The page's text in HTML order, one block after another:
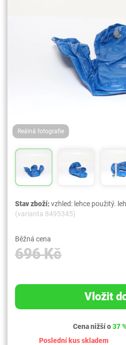
Reálná fotografie
Stav zboží:vzhled: lehce použitý.
(varianta 8495345)
Běžná cena
696 Kč
Vložit
Cena nižší o37
Poslední kus skladem